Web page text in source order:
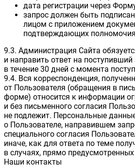
дата регистрации через
запрос должен быть
лицом с приложением
подтверждающих
9.3. Администрация Сайта
и направить ответ на
в течение 30 дней с момента
9.4. Вся корреспонденция,
от Пользователя (обращения в
форме) относится к информации
и без письменного согласия
не подлежит. Персональные
о Пользователе, направившем
специального согласия
иначе, как для ответа по теме
в случаях, прямо
Наши контакты